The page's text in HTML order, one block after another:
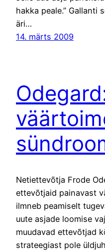
hakka peale.” Gallanti
äri…
14. märts 2009
Netiettevõtja Frode
ettevõtjaid painavast
ilmneb peamiselt
uute asjade loomise
muudavad ettevõtjad
strateegiast pole